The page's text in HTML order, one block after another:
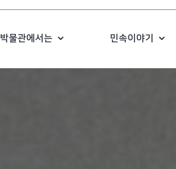
박물관에서는 민속이야기